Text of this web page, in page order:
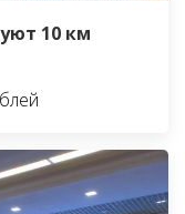
10 км